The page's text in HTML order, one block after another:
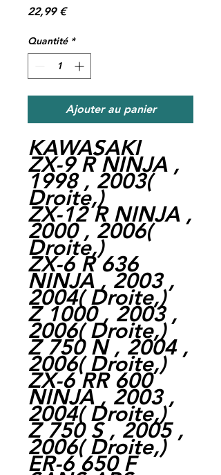
22,99 €Prix
Quantité *
Ajouter au panier
KAWASAKI
ZX-9 R NINJA ,
1998 , 2003(
Droite,)
ZX-12 R NINJA ,
2000 , 2006(
Droite,)
ZX-6 R 636
NINJA , 2003 ,
2004( Droite,)
Z 1000 , 2003 ,
2006( Droite,)
Z 750 N , 2004 ,
2006( Droite,)
ZX-6 RR 600
NINJA , 2003 ,
2004( Droite,)
Z 750 S , 2005 ,
2006( Droite,)
ER-6 650 F